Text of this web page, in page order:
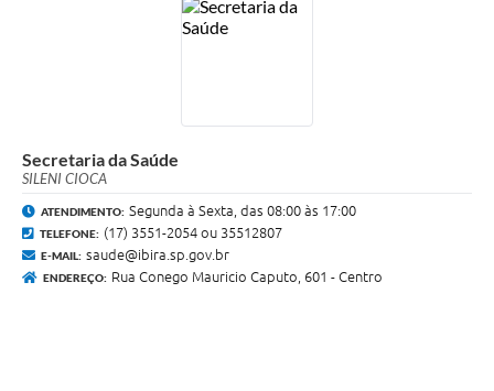
Secretaria da Saúde
SILENI CIOCA
ATENDIMENTO: Segunda à Sexta, das 08:00 às 17:00
TELEFONE: (17) 3551-2054 ou 35512807
E-MAIL: saude@ibira.sp.gov.br
ENDEREÇO: Rua Conego Mauricio Caputo, 601 - Centro